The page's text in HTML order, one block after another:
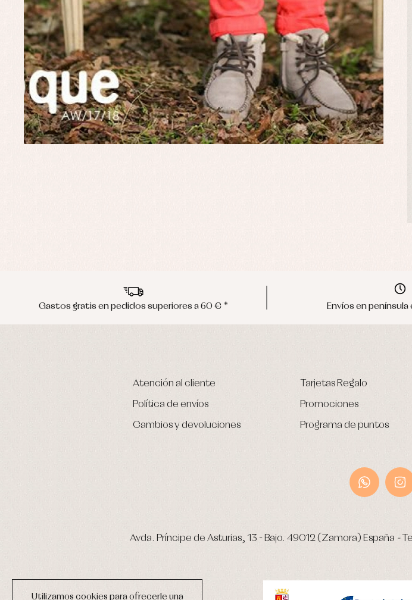
Utilizamos cookies para ofrecerle una
Gastos gratis en pedidos superiores a 60 € * Envíos en
Atención al cliente
Política de envíos
Cambios y devoluciones
Tarjetas Regalo
Promociones
Programa de puntos
Avda. Príncipe de Asturias, 13 - Bajo. 49012 (Zamora) España -
Vestidos